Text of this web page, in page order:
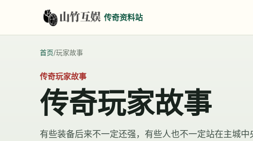
传奇资料站
首页/玩家故事
传奇玩家故事
传奇玩家故事
有些装备后来不一定还强，有些人也不一定站在主城中